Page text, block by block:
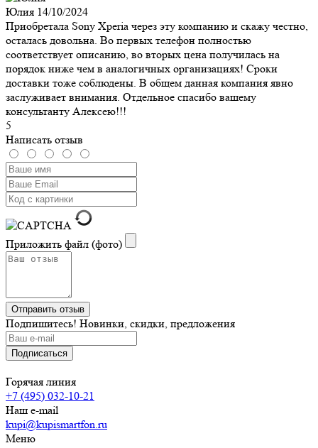
Юлия 14/10/2024
Приобретала Sony Xperia через эту компанию и скажу честно,
осталась довольна. Во первых телефон полностью
соответствует описанию, во вторых цена получилась на
порядок ниже чем в аналогичных организациях! Сроки
доставки тоже соблюдены. В общем данная компания явно
заслуживает внимания. Отдельное спасибо вашему
консультанту Алексею!!!
5
Написать отзыв
Приложить файл (фото)
Подпишитесь! Новинки, скидки, предложения
Горячая линия
+7 (495) 032-10-21
Наш e-mail
kupi@kupismartfon.ru
Меню